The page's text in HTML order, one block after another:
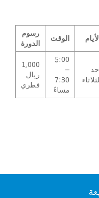
الأيام الوقت
رسوم
الدورة
5:00
–
7:30
مساءً
1,000
ريال
قطري